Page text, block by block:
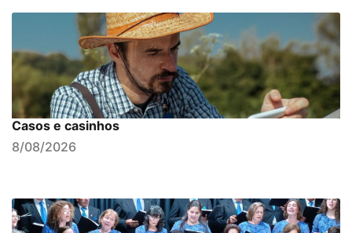
Casos e casinhos
8/08/2026